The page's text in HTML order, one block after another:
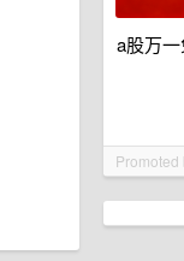
a股万
Promoted